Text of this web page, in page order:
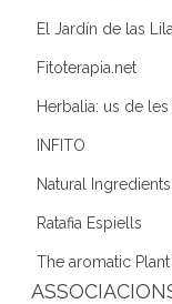
El Jardín de las
Fitoterapia.net
Herbalia: us de
INFITO
Natural
Ratafia Espiells
The aromatic